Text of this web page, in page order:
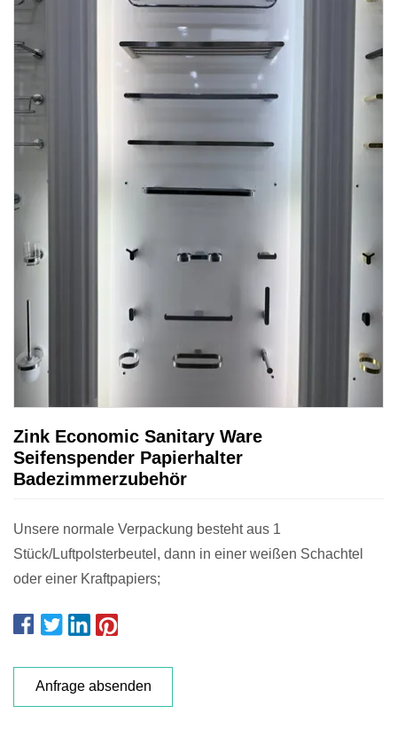
Zink Economic Sanitary Ware
Seifenspender Papierhalter
Badezimmerzubehör
Unsere normale Verpackung besteht aus 1
Stück/Luftpolsterbeutel, dann in einer weißen Schachtel
oder einer Kraftpapiers;
Anfrage absenden